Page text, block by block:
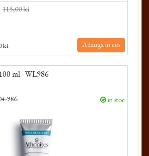
115,00 lei
lei Adauga in cos
ml - WL986
986 in stoc